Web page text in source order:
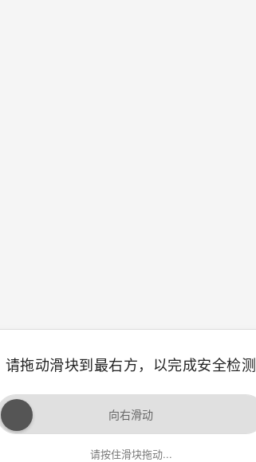
请拖动滑块到最右方，以完成安全检测
向右滑动
请按住滑块拖动...